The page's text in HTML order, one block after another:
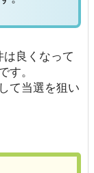
良くなって
す。
て当選を狙い